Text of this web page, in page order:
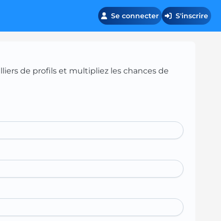
Se connecter S'inscrire
de profils et multipliez les chances de